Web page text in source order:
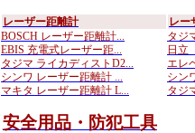
レーザー距離計
BOSCH レーザー距離計...
EBIS 充電式レーザー距...
タジマ ライカディストD2...
シンワ レーザー距離計 ...
マキタ レーザー距離計 L...
レー
タジ
日
エレ
シン
タジ
安全用品・防犯工具